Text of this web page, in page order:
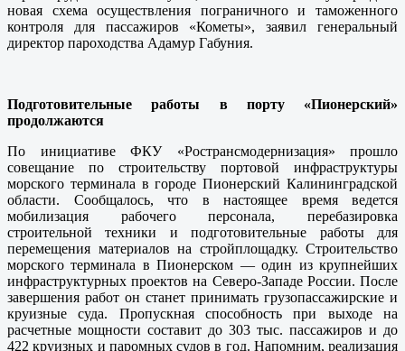
новая схема осуществления пограничного и таможенного
контроля для пассажиров «Кометы», заявил генеральный
директор пароходства Адамур Габуния.
Подготовительные работы в порту «Пионерский»
продолжаются
По инициативе ФКУ «Ространсмодернизация» прошло
совещание по строительству портовой инфраструктуры
морского терминала в городе Пионерский Калининградской
области. Сообщалось, что в настоящее время ведется
мобилизация рабочего персонала, перебазировка
строительной техники и подготовительные работы для
перемещения материалов на стройплощадку. Строительство
морского терминала в Пионерском — один из крупнейших
инфраструктурных проектов на Северо-Западе России. После
завершения работ он станет принимать грузопассажирские и
круизные суда. Пропускная способность при выходе на
расчетные мощности составит до 303 тыс. пассажиров и до
422 круизных и паромных судов в год. Напомним, реализация